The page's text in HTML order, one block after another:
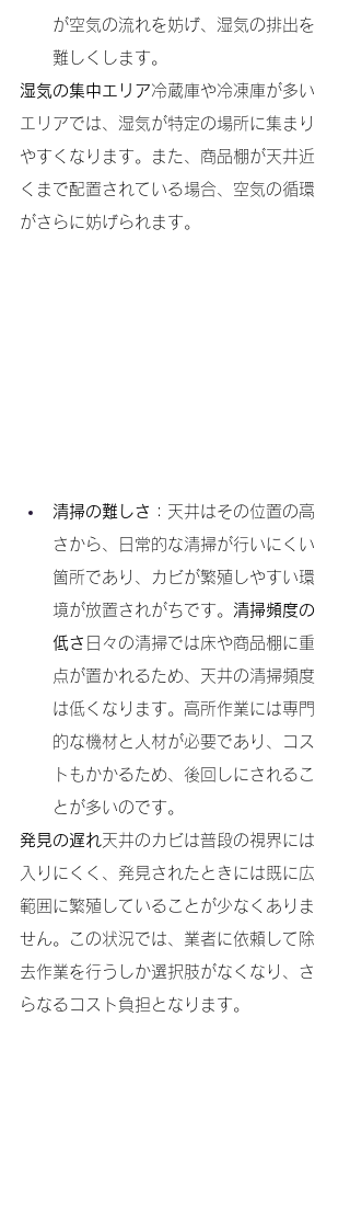
が空気の流れを妨げ、湿気の排出を
難しくします。
湿気の集中エリア冷蔵庫や冷凍庫が多い
エリアでは、湿気が特定の場所に集まり
やすくなります。また、商品棚が天井近
くまで配置されている場合、空気の循環
がさらに妨げられます。
清掃の難しさ ：天井はその位置の高
さから、日常的な清掃が行いにくい
箇所であり、カビが繁殖しやすい環
境が放置されがちです。 清掃頻度の
低さ 日々の清掃では床や商品棚に重
点が置かれるため、天井の清掃頻度
は低くなります。高所作業には専門
的な機材と人材が必要であり、コス
トもかかるため、後回しにされるこ
とが多いのです。
発見の遅れ天井のカビは普段の視界には
入りにくく、発見されたときには既に広
範囲に繁殖していることが少なくありま
せん。この状況では、業者に依頼して除
去作業を行うしか選択肢がなくなり、さ
らなるコスト負担となります。